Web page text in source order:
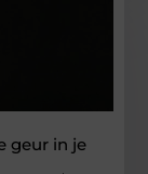
geur in je